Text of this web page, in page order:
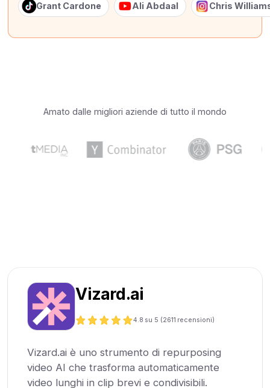
Grant Cardone Ali Abdaal Chris
Amato dalle migliori aziende di tutto il mondo
Vizard.ai
4.8 su 5 (2611 recensioni)
Vizard.ai è uno strumento di repurposing
video AI che trasforma automaticamente
video lunghi in clip brevi e condivisibili.